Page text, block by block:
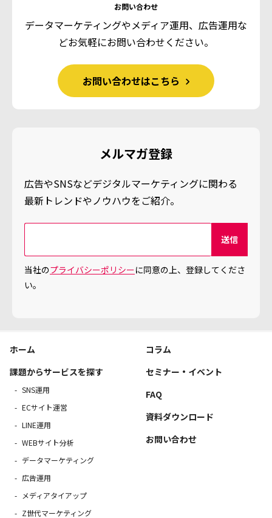
お問い合わせ
データマーケティングやメディア運用、広告運用な
どお気軽にお問い合わせください。
お問い合わせはこちら
メルマガ登録
広告やSNSなどデジタルマーケティングに関わる
最新トレンドやノウハウをご紹介。
当社のプライバシーポリシーに同意の上、登録してくださ
い。
ホーム
課題からサービスを探す
SNS運用
ECサイト運営
LINE運用
WEBサイト分析
データマーケティング
広告運用
メディアタイアップ
Z世代マーケティング
コラム
セミナー・イベント
FAQ
資料ダウンロード
お問い合わせ